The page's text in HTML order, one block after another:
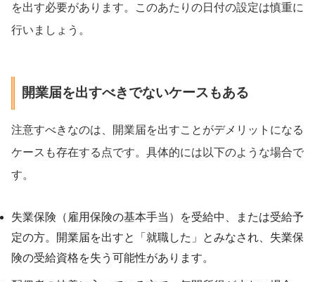
を出す必要があります。このあたりの日付の設定は慎重に
行いましょう。
開業届を出すべきでないケースもある
注意すべきなのは、開業届を出すことがデメリットになる
ケースも存在する点です。具体的には以下のような場合で
す。
失業保険（雇用保険の基本手当）を受給中、または受給予
定の方。開業届を出すと「就職した」とみなされ、失業保
険の受給資格を失う可能性があります。